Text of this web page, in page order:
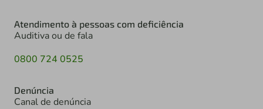
Atendimento à pessoas com deficiência
Auditiva ou de fala
0800 724 0525
Denúncia
Canal de denúncia